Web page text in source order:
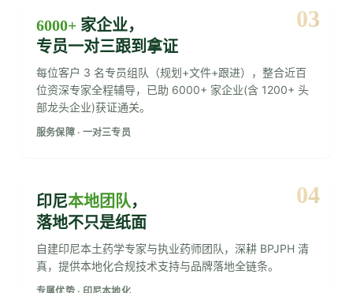
03
6000+ 家企业，
专员一对三跟到拿证
每位客户 3 名专员组队（规划+文件+跟进），整合近百
位资深专家全程辅导，已助 6000+ 家企业(含 1200+ 头
部龙头企业)获证通关。
服务保障 · 一对三专员
04
印尼本地团队，
落地不只是纸面
自建印尼本土药学专家与执业药师团队，深耕 BPJPH 清
真，提供本地化合规技术支持与品牌落地全链条。